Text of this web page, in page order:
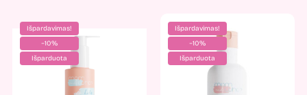
Išpardavimas!
−10%
Išparduota
Išpardavimas!
−10%
Išparduota